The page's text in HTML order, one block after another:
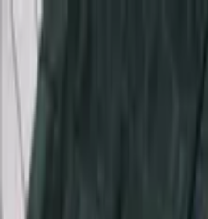
Cercare per città